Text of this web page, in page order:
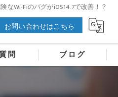
なWi-FiのバグがiOS14.7で改善！？
お問い合わせはこちら
問 ブログ